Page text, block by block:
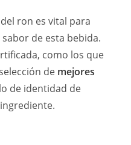
ron es vital para
de esta bebida.
como los que
de mejores
de identidad de